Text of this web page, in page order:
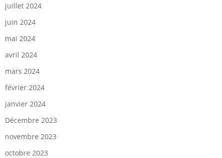
juillet 2024
juin 2024
mai 2024
avril 2024
mars 2024
février 2024
janvier 2024
Décembre 2023
novembre 2023
octobre 2023